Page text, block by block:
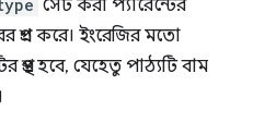
সেট করা প্যারেন্টের
করে। ইংরেজির মতো
হবে, যেহেতু পাঠ্যটি বাম